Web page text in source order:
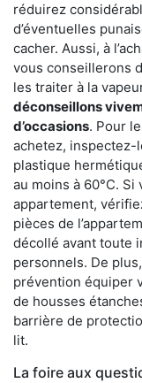
réduirez
d’éventuelles
cacher. Aussi, à
vous conseillerons
les traiter à la
déconseillons
d’occasions. Pour
achetez, inspectez-
plastique
au moins à 60°C. Si
appartement,
pièces de
décollé avant toute
personnels. De
prévention équiper
de housses
barrière de
lit.
La foire aux